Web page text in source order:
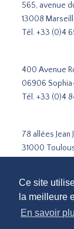
Ce site
la meilleure
En savoir
565, avenue
13008
Tél.+33 (0)4
400 Avenue
06906
Tél.+33 (0)4
78 allées Jean
31000
Cabinet de
Cabinet de